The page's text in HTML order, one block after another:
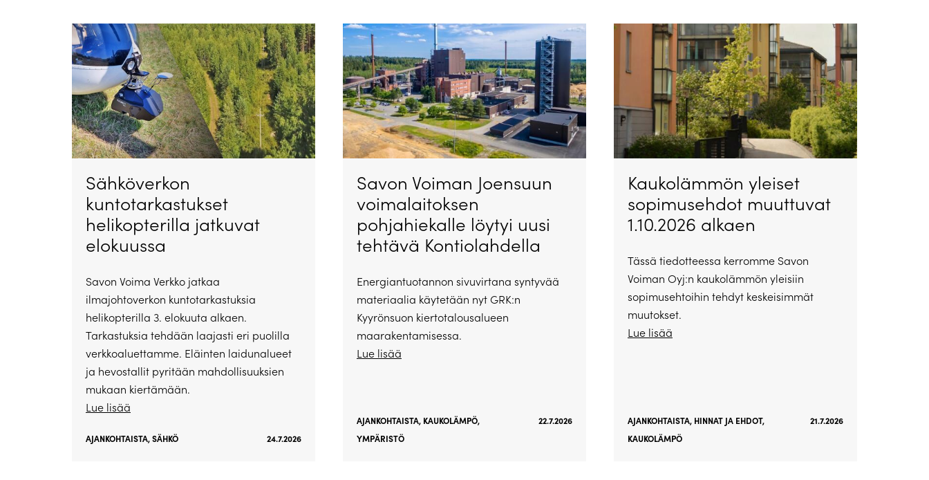
Sähköverkon
kuntotarkastukset
helikopterilla jatkuvat
elokuussa
Savon Voima Verkko jatkaa
ilmajohtoverkon kuntotarkastuksia
helikopterilla 3. elokuuta alkaen.
Tarkastuksia tehdään laajasti eri puolilla
verkkoaluettamme. Eläinten laidunalueet
ja hevostallit pyritään mahdollisuuksien
mukaan kiertämään.
Lue lisää
AJANKOHTAISTA,SÄHKÖ 24.7.2026
Savon Voiman Joensuun
voimalaitoksen
pohjahiekalle löytyi uusi
tehtävä Kontiolahdella
Energiantuotannon sivuvirtana syntyvää
materiaalia käytetään nyt GRK:n
Kyyrönsuon kiertotalousalueen
maarakentamisessa.
Lue lisää
AJANKOHTAISTA, KAUKOLÄMPÖ,
YMPÄRISTÖ
22.7.2026
Kaukolämmön yleiset
sopimusehdot muuttuvat
1.10.2026 alkaen
Tässä tiedotteessa kerromme Savon
Voiman Oyj:n kaukolämmön yleisiin
sopimusehtoihin tehdyt keskeisimmät
muutokset.
Lue lisää
AJANKOHTAISTA, HINNAT JA EHDOT,
KAUKOLÄMPÖ
21.7.2026